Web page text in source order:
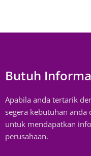
Butuh
Apabila anda tertarik
segera kebutuhan
untuk mendapatkan
perusahaan.